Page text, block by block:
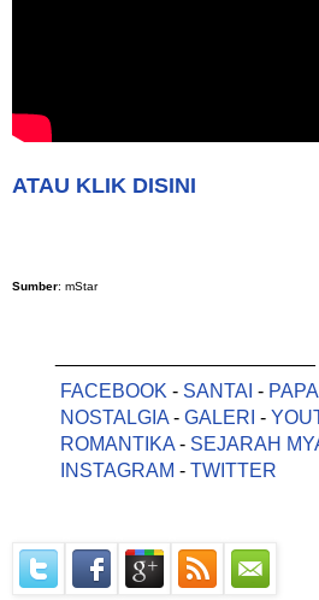
ATAU KLIK DISINI
Sumber: mStar
FACEBOOK - SANTAI -
NOSTALGIA- GALERI -
ROMANTIKA- SEJARAH
INSTAGRAM - TWITTER